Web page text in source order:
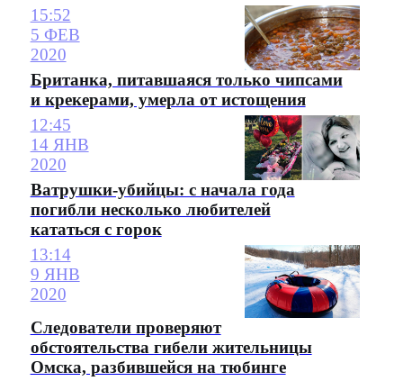
15:52
5 ФЕВ
2020
Британка, питавшаяся только чипсами
и крекерами, умерла от истощения
12:45
14 ЯНВ
2020
Ватрушки-убийцы: с начала года
погибли несколько любителей
кататься с горок
13:14
9 ЯНВ
2020
Следователи проверяют
обстоятельства гибели жительницы
Омска, разбившейся на тюбинге